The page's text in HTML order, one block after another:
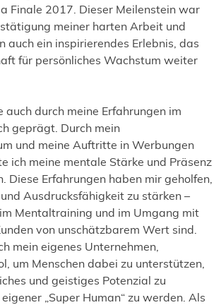
Finale 2017. Dieser Meilenstein war
meiner harten Arbeit und
auch ein inspirierendes Erlebnis, das
für persönliches Wachstum weiter
auch durch meine Erfahrungen im
geprägt. Durch mein
und meine Auftritte in Werbungen
ich meine mentale Stärke und Präsenz
Diese Erfahrungen haben mir geholfen,
Ausdrucksfähigkeit zu stärken –
Mentaltraining und im Umgang mit
von unschätzbarem Wert sind.
mein eigenes Unternehmen,
um Menschen dabei zu unterstützen,
und geistiges Potenzial zu
„Super Human“ zu werden. Als